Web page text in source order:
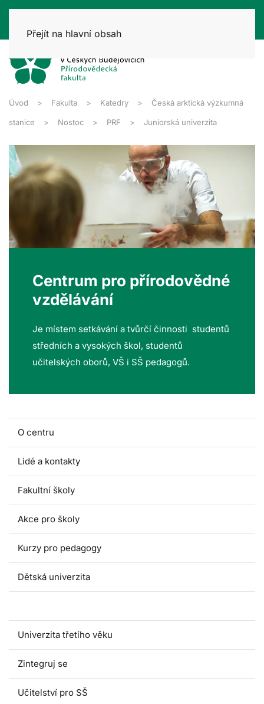
Přejít na hlavní obsah
Úvod Fakulta Katedry Česká arktická výzkumná
stanice Nostoc PRF Juniorská univerzita
Centrum pro přírodovědné
vzdělávání
Je místem setkávání a tvůrčí činnosti studentů
středních a vysokých škol, studentů
učitelských oborů, VŠ i SŠ pedagogů.
O centru
Lidé a kontakty
Fakultní školy
Akce pro školy
Kurzy pro pedagogy
Dětská univerzita
Univerzita třetího věku
Zintegruj se
Učitelství pro SŠ